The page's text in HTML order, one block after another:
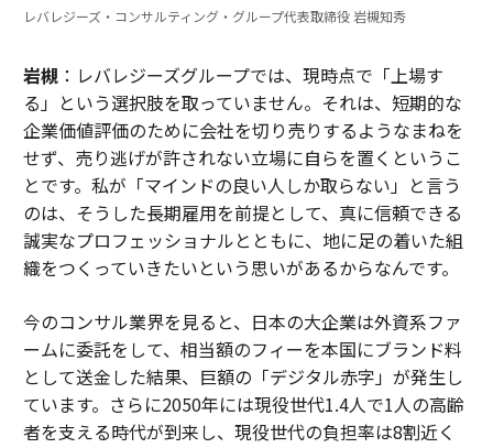
レバレジーズ・コンサルティング・グループ代表取締役 岩槻知秀
岩槻：レバレジーズグループでは、現時点で「上場す
る」という選択肢を取っていません。それは、短期的な
企業価値評価のために会社を切り売りするようなまねを
せず、売り逃げが許されない立場に自らを置くというこ
とです。私が「マインドの良い人しか取らない」と言う
のは、そうした長期雇用を前提として、真に信頼できる
誠実なプロフェッショナルとともに、地に足の着いた組
織をつくっていきたいという思いがあるからなんです。
今のコンサル業界を見ると、日本の大企業は外資系ファ
ームに委託をして、相当額のフィーを本国にブランド料
として送金した結果、巨額の「デジタル赤字」が発生し
ています。さらに2050年には現役世代1.4人で1人の高齢
者を支える時代が到来し、現役世代の負担率は8割近く